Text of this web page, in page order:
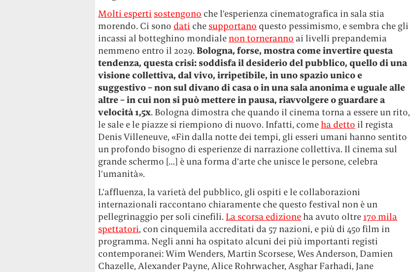
Molti esperti sostengono che l’esperienza cinematografica in sala stia
morendo. Ci sono dati che supportano questo pessimismo, e sembra che gli
incassi al botteghino mondiale non torneranno ai livelli prepandemia
nemmeno entro il 2029.Bologna, forse, mostra come invertire questa
tendenza, questa crisi: soddisfa il desiderio del pubblico, quello di una
visione collettiva, dal vivo, irripetibile, in uno spazio unico e
suggestivo – non sul divano di casa o in una sala anonima e uguale alle
altre – in cui non si può mettere in pausa, riavvolgere o guardare a
velocità 1,5x. Bologna dimostra che quando il cinema torna a essere un rito,
le sale e le piazze si riempiono di nuovo. Infatti, come ha detto il regista
Denis Villeneuve, «Fin dalla notte dei tempi, gli esseri umani hanno sentito
un profondo bisogno di esperienze di narrazione collettiva. Il cinema sul
grande schermo […] è una forma d’arte che unisce le persone, celebra
l’umanità».
L’affluenza, la varietà del pubblico, gli ospiti e le collaborazioni
internazionali raccontano chiaramente che questo festival non è un
pellegrinaggio per soli cinefili. La scorsa edizione ha avuto oltre170 mila
spettatori, con cinquemila accreditati da 57 nazioni, e più di 450 film in
programma. Negli anni ha ospitato alcuni dei più importanti registi
contemporanei: Wim Wenders, Martin Scorsese, Wes Anderson, Damien
Chazelle, Alexander Payne, Alice Rohrwacher, Asghar Farhadi, Jane